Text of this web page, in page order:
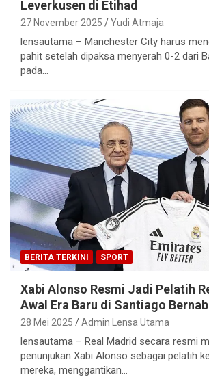
Leverkusen di Etihad
27 November 2025 Yudi Atmaja
lensautama – Manchester City harus
pahit setelah dipaksa menyerah 0-2 dari
pada…
BERITA TERKINI SPORT
Xabi Alonso Resmi Jadi Pelatih
Awal Era Baru di Santiago
28 Mei 2025 Admin Lensa Utama
lensautama – Real Madrid secara resmi
penunjukan Xabi Alonso sebagai pelatih
mereka, menggantikan…